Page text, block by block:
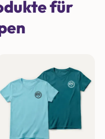
für